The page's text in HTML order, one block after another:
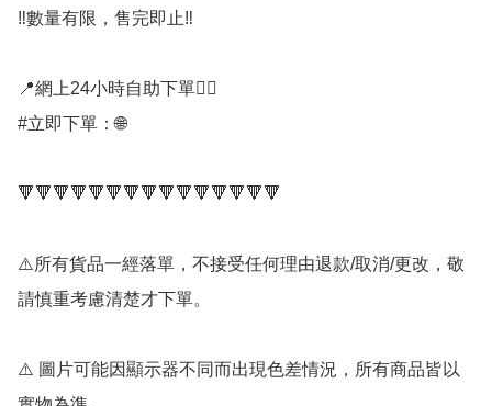
‼️數量有限，售完即止‼️
📍網上24小時自助下單👍🏻
#立即下單：🌐
🔻🔻🔻🔻🔻🔻🔻🔻🔻🔻🔻🔻🔻🔻🔻
⚠️所有貨品一經落單，不接受任何理由退款/取消/更改，敬
請慎重考慮清楚才下單。
⚠️ 圖片可能因顯示器不同而出現色差情況，所有商品皆以